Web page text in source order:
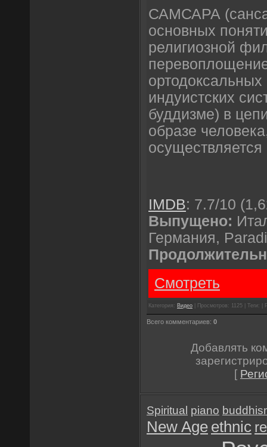
САМСАРА
основных
религиозной
индуистских
буддизме) в
образе
IMDB: 7.7/10
Выпущено:
Германия,
Смотреть
Категория: Видео | Просмотров: 1125 | Теги: |
Всего комментариев: 0
Добавлять
[
Spiritual piano
New Age ethnic